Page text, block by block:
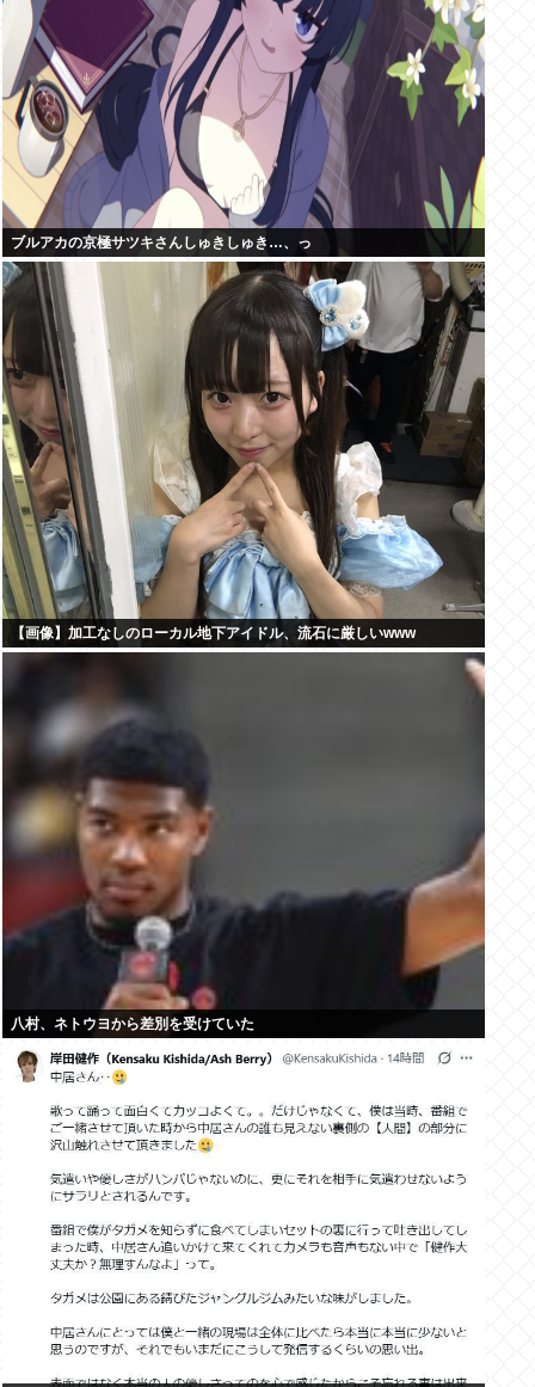
ブルアカの京極サツキさんしゅきしゅき…、っ
【画像】加工なしのローカル地下アイドル、流石に厳しいwww
八村、ネトウヨから差別を受けていた